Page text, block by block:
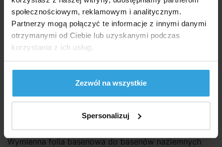
społecznościowym, reklamowym i analitycznym.
Partnerzy mogą połączyć te informacje z innymi danymi
otrzymanymi od Ciebie lub uzyskanymi podczas
korzystania z ich usług.
Zezwól na wszystkie
Spersonalizuj
Obserwuj dostępność
1 813,01 zł bez VAT 2 230,- zł
Szczegółowy opis
Szczegółowy opi
Wymienna folia basenowa do basenów naziemnych